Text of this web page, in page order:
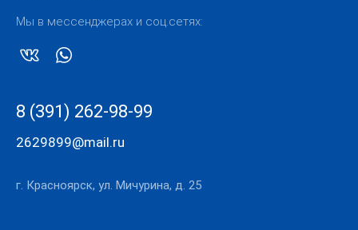
Мы в мессенджерах и соц.сетях:
8 (391) 262-98-99
2629899@mail.ru
г. Красноярск, ул. Мичурина, д. 25